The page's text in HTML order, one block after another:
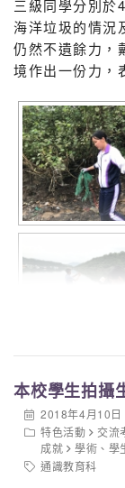
英文科
三級同學分別於
海洋垃圾的情況
仍然不遺餘力，
境作出一份力，
本校學生拍攝
2018年4月10日
特色活動
交流
成就
學術 、 學
通識教育科